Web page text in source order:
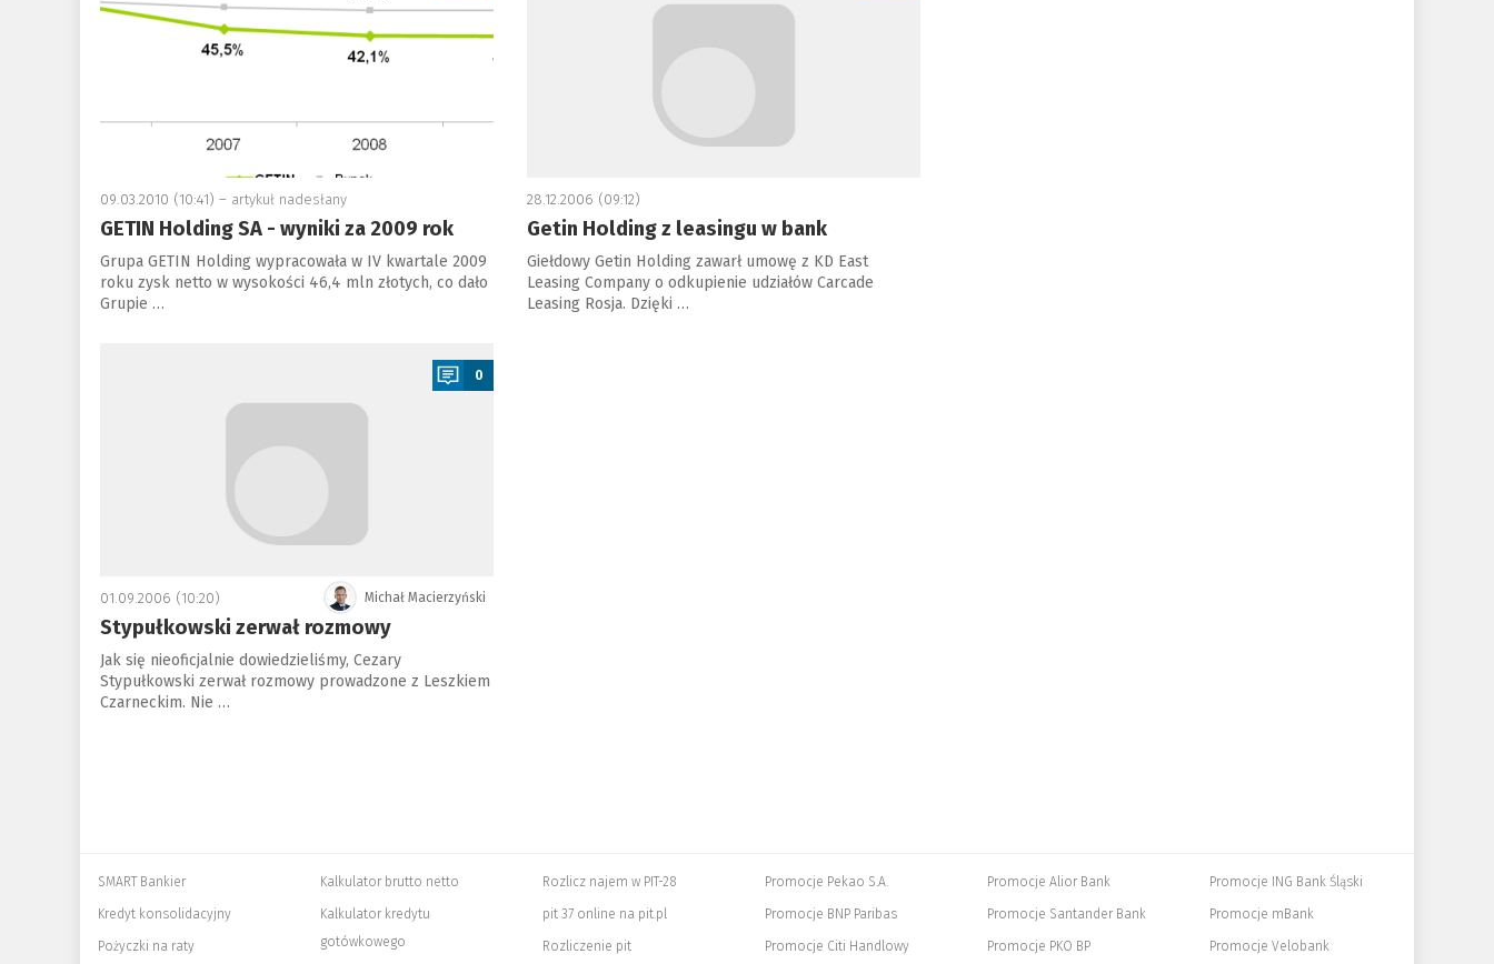
09.03.2010 (10:41) – artykuł nadesłany
GETIN Holding SA - wyniki za 2009 rok
Grupa GETIN Holding wypracowała w IV kwartale 2009
roku zysk netto w wysokości 46,4 mln złotych, co dało
Grupie …
28.12.2006 (09:12)
Getin Holding z leasingu w bank
Giełdowy Getin Holding zawarł umowę z KD East
Leasing Company o odkupienie udziałów Carcade
Leasing Rosja. Dzięki …
0
Michał Macierzyński
01.09.2006 (10:20)
Stypułkowski zerwał rozmowy
Jak się nieoficjalnie dowiedzieliśmy, Cezary
Stypułkowski zerwał rozmowy prowadzone z Leszkiem
Czarneckim. Nie …
SMART Bankier
Kredyt konsolidacyjny
Pożyczki na raty
Kalkulator brutto netto
Kalkulator kredytu
gotówkowego
Rozlicz najem w PIT-28
pit 37 online na pit.pl
Rozliczenie pit
Promocje Pekao S.A.
Promocje BNP Paribas
Promocje Citi Handlowy
Promocje Alior Bank
Promocje Santander Bank
Promocje PKO BP
Promocje ING Bank Śląski
Promocje mBank
Promocje Velobank